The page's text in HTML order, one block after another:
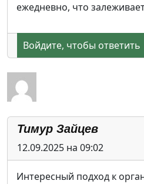
ежедневно, что
Войдите, чтобы ответить
Тимур Зайцев
12.09.2025 на 09:02
Интересный подход к